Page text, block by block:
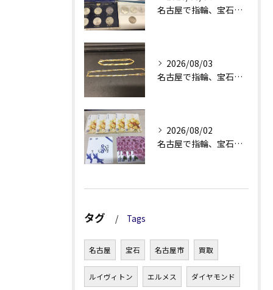
名古屋で指輪、宝石買取なら当店で！！。
2026/08/03
名古屋で指輪、宝石買取なら当店で！！。
2026/08/02
名古屋で指輪、宝石買取なら当店で！！。
タグ Tags
名古屋 宝石 名古屋市 買取
ルイヴィトン エルメス ダイヤモンド